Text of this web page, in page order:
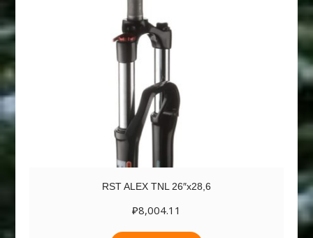
RST ALEX TNL 26″х28,6
₽8,004.11